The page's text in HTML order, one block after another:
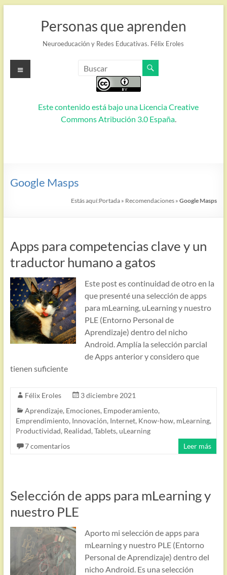
Personas que aprenden
Neuroeducación y Redes Educativas. Félix Eroles
Este contenido está bajo una Licencia Creative
Commons Atribución 3.0 España.
Menú
Google Masps
Estás aquí:Portada » Recomendaciones »Google Masps
Apps para competencias clave y un
traductor humano a gatos
Este post es continuidad de otro en la
que presenté una selección de apps
para mLearning, uLearning y nuestro
PLE (Entorno Personal de
Aprendizaje) dentro del nicho
Android. Amplía la selección parcial
de Apps anterior y considero que
tienen suficiente
Félix Eroles
3 diciembre 2021
Aprendizaje, Emociones, Empoderamiento,
Emprendimiento, Innovación, Internet, Know-how, mLearning,
Productividad, Realidad, Tablets, uLearning
7 comentarios
Leer más
Selección de apps para mLearning y
nuestro PLE
Aporto mi selección de apps para
mLearning y nuestro PLE (Entorno
Personal de Aprendizaje) dentro del
nicho Android. Es una selección